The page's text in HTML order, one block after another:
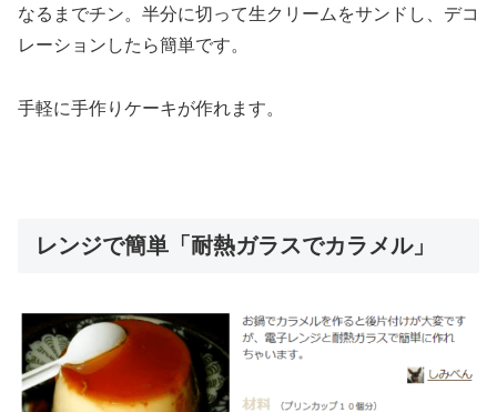
なるまでチン。半分に切って生クリームをサンドし、デコ
レーションしたら簡単です。
手軽に手作りケーキが作れます。
レンジで簡単「耐熱ガラスでカラメル」